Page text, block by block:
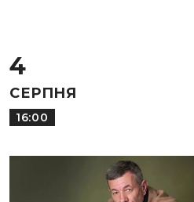
4
СЕРПНЯ
16:00